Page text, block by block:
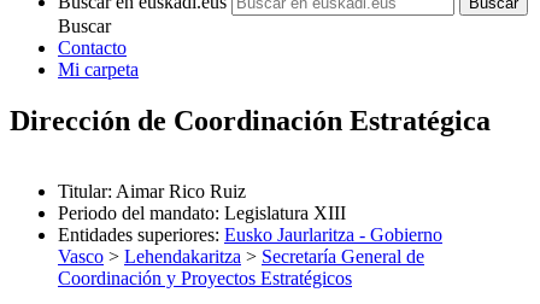
Buscar
Contacto
Mi carpeta
Dirección de Coordinación Estratégica
Titular: Aimar Rico Ruiz
Periodo del mandato: Legislatura XIII
Entidades superiores: Eusko Jaurlaritza - Gobierno
Vasco > Lehendakaritza > Secretaría General de
Coordinación y Proyectos Estratégicos